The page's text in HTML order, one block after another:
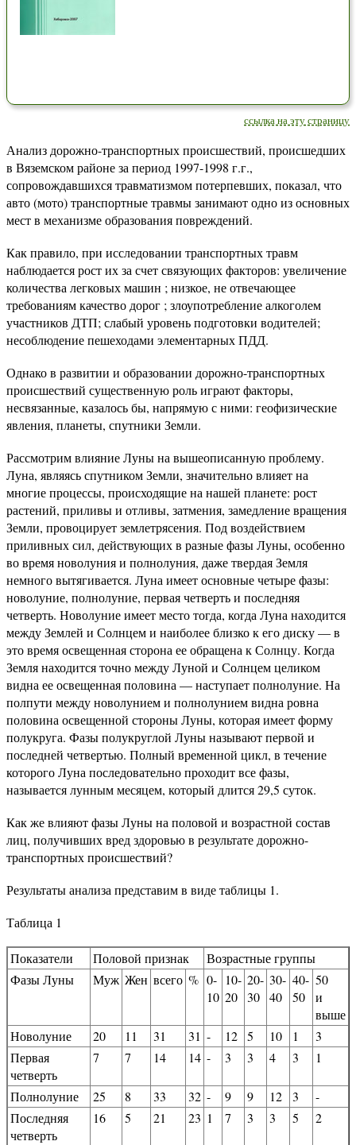
ссылка на эту страницу
Анализ дорожно-транспортных происшествий, происшедших
в Вяземском районе за период 1997-1998 г.г.,
сопровождавшихся травматизмом потерпевших, показал, что
авто (мото) транспортные травмы занимают одно из основных
мест в механизме образования повреждений.
Как правило, при исследовании транспортных травм
наблюдается рост их за счет связующих факторов: увеличение
количества легковых машин ; низкое, не отвечающее
требованиям качество дорог ; злоупотребление алкоголем
участников ДТП; слабый уровень подготовки водителей;
несоблюдение пешеходами элементарных ПДД.
Однако в развитии и образовании дорожно-транспортных
происшествий существенную роль играют факторы,
несвязанные, казалось бы, напрямую с ними: геофизические
явления, планеты, спутники Земли.
Рассмотрим влияние Луны на вышеописанную проблему.
Луна, являясь спутником Земли, значительно влияет на
многие процессы, происходящие на нашей планете: рост
растений, приливы и отливы, затмения, замедление вращения
Земли, провоцирует землетрясения. Под воздействием
приливных сил, действующих в разные фазы Луны, особенно
во время новолуния и полнолуния, даже твердая Земля
немного вытягивается. Луна имеет основные четыре фазы:
новолуние, полнолуние, первая четверть и последняя
четверть. Новолуние имеет место тогда, когда Луна находится
между Землей и Солнцем и наиболее близко к его диску — в
это время освещенная сторона ее обращена к Солнцу. Когда
Земля находится точно между Луной и Солнцем целиком
видна ее освещенная половина — наступает полнолуние. На
полпути между новолунием и полнолунием видна ровна
половина освещенной стороны Луны, которая имеет форму
полукруга. Фазы полукруглой Луны называют первой и
последней четвертью. Полный временной цикл, в течение
которого Луна последовательно проходит все фазы,
называется лунным месяцем, который длится 29,5 суток.
Как же влияют фазы Луны на половой и возрастной состав
лиц, получивших вред здоровью в результате дорожно-
транспортных происшествий?
Результаты анализа представим в виде таблицы 1.
Таблица 1
Показатели Половой признак
Возрастные группы
Фазы Луны
Муж Жен всего % 0-
10
10-
20
20-
30
30-
40
40-
50
50
и
выше
Новолуние
20 11 31 31 - 12 5 10 1
3
Первая
четверть
7 7 14 14 - 3 3 4 3 1
Полнолуние 25 8 33 32 - 9 9 12 3
-
Последняя
четверть
16 5 21 23 1 7 3 3 5 2